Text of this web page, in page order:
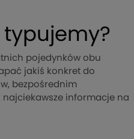
pojedynków obu
jakiś konkret do
bezpośrednim
najciekawsze informacje na